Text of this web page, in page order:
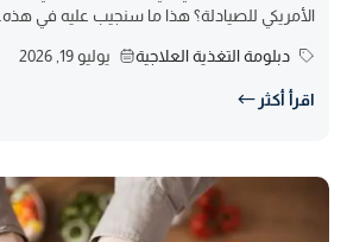
الأمريكي للصيادلة؟ هذا ما سنجيب عليه في هذه...
دبلومة التغذية العلاجية يوليو 19, 2026
اقرأ أكثر